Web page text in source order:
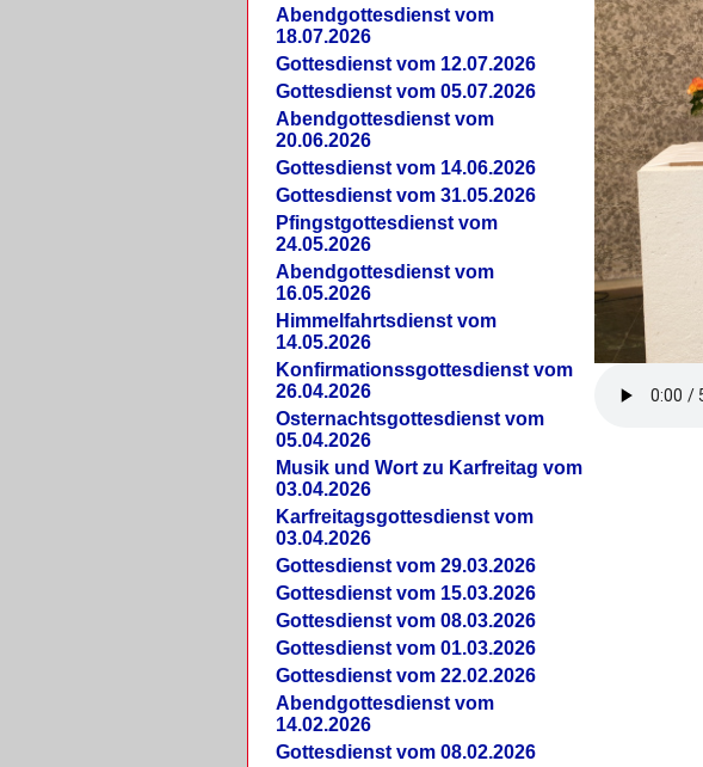
Abendgottesdienst vom
18.07.2026
Gottesdienst vom 12.07.2026
Gottesdienst vom 05.07.2026
Abendgottesdienst vom
20.06.2026
Gottesdienst vom 14.06.2026
Gottesdienst vom 31.05.2026
Pfingstgottesdienst vom
24.05.2026
Abendgottesdienst vom
16.05.2026
Himmelfahrtsdienst vom
14.05.2026
Konfirmationssgottesdienst vom
26.04.2026
Osternachtsgottesdienst vom
05.04.2026
Musik und Wort zu Karfreitag vom
03.04.2026
Karfreitagsgottesdienst vom
03.04.2026
Gottesdienst vom 29.03.2026
Gottesdienst vom 15.03.2026
Gottesdienst vom 08.03.2026
Gottesdienst vom 01.03.2026
Gottesdienst vom 22.02.2026
Abendgottesdienst vom
14.02.2026
Gottesdienst vom 08.02.2026